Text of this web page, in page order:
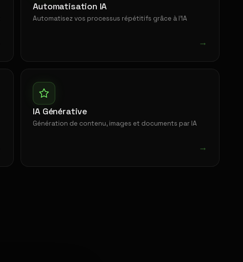
Automatisation IA
Automatisez vos processus répétitifs grâce à l'IA
→
IA Générative
Génération de contenu, images et documents par IA
→